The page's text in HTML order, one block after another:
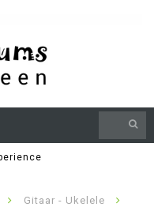
via whatsapp
Gitaar - Ukelele